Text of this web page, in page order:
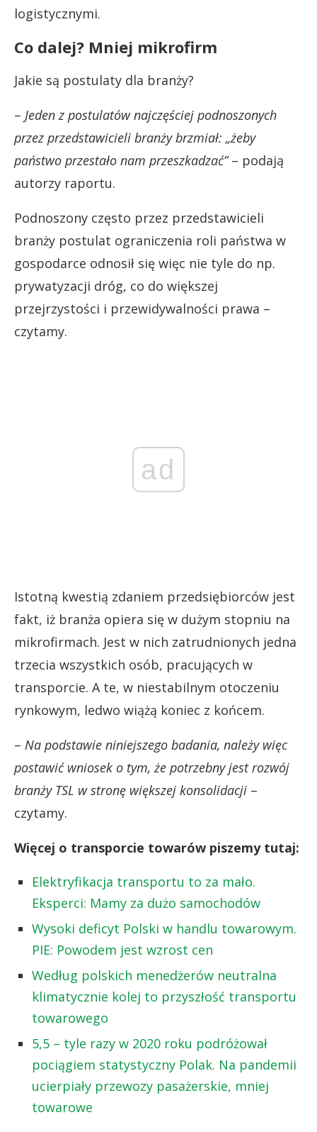
logistycznymi.
Co dalej? Mniej mikrofirm
Jakie są postulaty dla branży?
– Jeden z postulatów najczęściej podnoszonych
przez przedstawicieli branżybrzmiał: „żeby
państwo przestało nam przeszkadzać”– podają
autorzy raportu.
Podnoszony często przez przedstawicieli
branży postulat ograniczenia roli państwa w
gospodarce odnosił się więc nie tyle do np.
prywatyzacji dróg, co do większej
przejrzystości i przewidywalności prawa –
czytamy.
ad
Istotną kwestią zdaniem przedsiębiorców jest
fakt, iż branża opiera się w dużym stopniu na
mikrofirmach. Jest w nich zatrudnionych jedna
trzecia wszystkich osób, pracujących w
transporcie. A te, w niestabilnym otoczeniu
rynkowym, ledwo wiążą koniec z końcem.
– Na podstawie niniejszego badania, należy więc
postawić wniosek o tym, że potrzebny jest rozwój
branży TSL w stronę większej konsolidacji –
czytamy.
Więcej o transporcie towarów piszemy tutaj:
Elektryfikacja transportu to za mało.
Eksperci: Mamy za dużo samochodów
Wysoki deficyt Polski w handlu towarowym.
PIE: Powodem jest wzrost cen
Według polskich menedżerów neutralna
klimatycznie kolej to przyszłość transportu
towarowego
5,5 – tyle razy w 2020 roku podróżował
pociągiem statystyczny Polak. Na pandemii
ucierpiały przewozy pasażerskie, mniej
towarowe